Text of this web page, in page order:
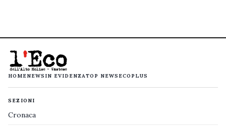
HOMENEWS IN EVIDENZATOP NEWS ECOPLUS
SEZIONI
Cronaca